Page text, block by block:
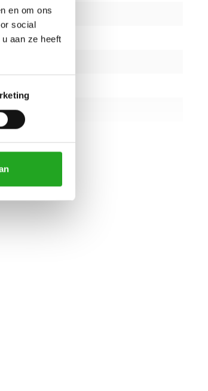
en om ons
social
aan ze heeft
1 - 25
ja
220 kg